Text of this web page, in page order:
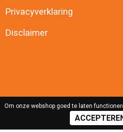
Privacyverklaring
Disclaimer
Om onze webshop goed te laten